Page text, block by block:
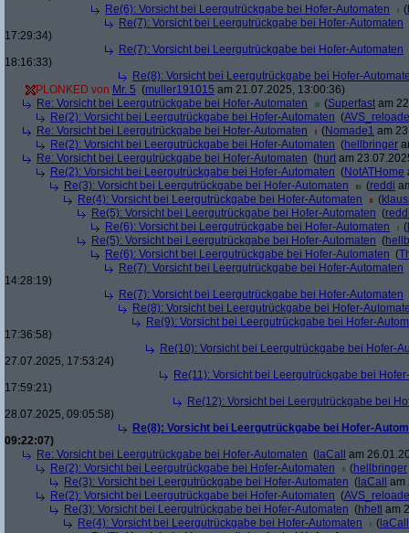
Re(6): Vorsicht bei Leergutrückgabe bei Hofer-Automaten
(
Re(7): Vorsicht bei Leergutrückgabe bei Hofer-Automaten
17:29:34)
Re(7): Vorsicht bei Leergutrückgabe bei Hofer-Automaten
18:16:33)
Re(8): Vorsicht bei Leergutrückgabe bei Hofer-
PLONKED von Mr. 5 (muller191015 am 21.07.2025, 13:00:36)
Re: Vorsicht bei Leergutrückgabe bei Hofer-Automaten
(Superfast am
Re(2): Vorsicht bei Leergutrückgabe bei Hofer-Automaten (
Re: Vorsicht bei Leergutrückgabe bei Hofer-Automaten
(Nomade1 am
Re(2): Vorsicht bei Leergutrückgabe bei Hofer-Automaten (hellbringer
Re: Vorsicht bei Leergutrückgabe bei Hofer-Automaten (hurt am
Re(2): Vorsicht bei Leergutrückgabe bei Hofer-Automaten (NotATHome
Re(3): Vorsicht bei Leergutrückgabe bei Hofer-Automaten
(reddi
Re(4): Vorsicht bei Leergutrückgabe bei Hofer-Automaten
(
Re(5): Vorsicht bei Leergutrückgabe bei Hofer-Automaten (
Re(6): Vorsicht bei Leergutrückgabe bei Hofer-Automaten
(
Re(5): Vorsicht bei Leergutrückgabe bei Hofer-Automaten (
Re(6): Vorsicht bei Leergutrückgabe bei Hofer-Automaten (
Re(7): Vorsicht bei Leergutrückgabe bei Hofer-Automaten
14:28:19)
Re(7): Vorsicht bei Leergutrückgabe bei Hofer-Automaten
Re(8): Vorsicht bei Leergutrückgabe bei Hofer-
Re(9): Vorsicht bei Leergutrückgabe bei Hofer-
17:36:58)
Re(10): Vorsicht bei Leergutrückgabe bei Hofer-
27.07.2025, 17:53:24)
Re(11): Vorsicht bei Leergutrückgabe bei
17:59:21)
Re(12): Vorsicht bei Leergutrückgabe bei
28.07.2025, 09:05:58)
Re(8): Vorsicht bei Leergutrückgabe bei Hofer-
09:22:07)
Re: Vorsicht bei Leergutrückgabe bei Hofer-Automaten ( laCall
am
Re(2): Vorsicht bei Leergutrückgabe bei Hofer-Automaten
(hellbringer
Re(3): Vorsicht bei Leergutrückgabe bei Hofer-Automaten ( laCall
am
Re(2): Vorsicht bei Leergutrückgabe bei Hofer-Automaten (
Re(3): Vorsicht bei Leergutrückgabe bei Hofer-Automaten (hhetl am
Re(4): Vorsicht bei Leergutrückgabe bei Hofer-Automaten
( laCall